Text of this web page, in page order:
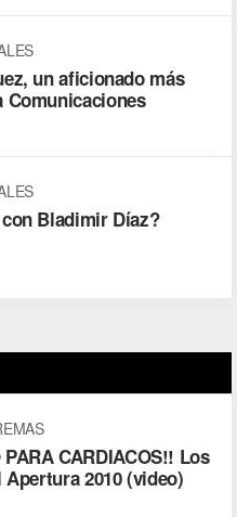
un aficionado más
Comunicaciones
Bladimir Díaz?
PARA CARDIACOS!! Los
Apertura 2010 (video)